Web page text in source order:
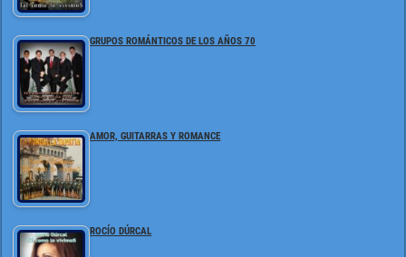
GRUPOS ROMÁNTICOS DE LOS AÑOS 70
AMOR, GUITARRAS Y ROMANCE
ROCÍO DÚRCAL